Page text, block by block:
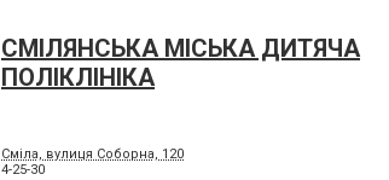
СМІЛЯНСЬКА МІСЬКА ДИТЯЧА
ПОЛІКЛІНІКА
Сміла, вулиця Соборна, 120
4-25-30